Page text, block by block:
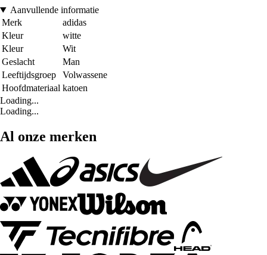
Aanvullende informatie
Merk
adidas
Kleur
witte
Kleur
Wit
Geslacht
Man
Leeftijdsgroep
Volwassene
Hoofdmateriaal katoen
Loading...
Loading...
Al onze merken